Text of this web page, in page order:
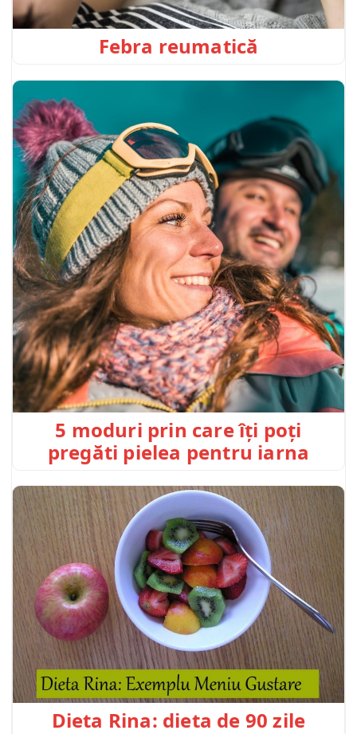
Febra reumatică
5 moduri prin care îți poți
pregăti pielea pentru iarna
Dieta Rina: dieta de 90 zile